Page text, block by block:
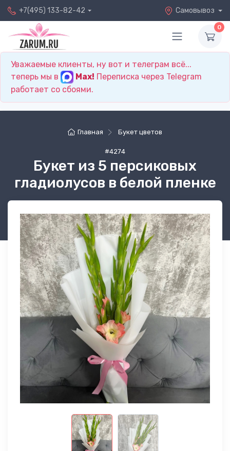
+7(495) 133-82-42 Самовывоз
0
Уважаемые клиенты, ну вот и телеграм всё...
теперь мы в
Max! Переписка через Telegram
работает со сбоями.
Главная Букет цветов
#4274
Букет из 5 персиковых
гладиолусов в белой пленке